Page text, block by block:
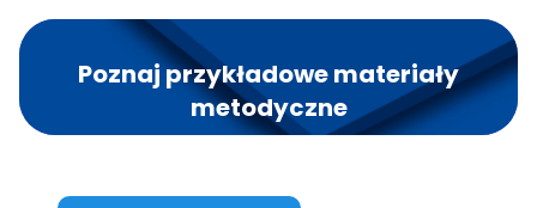
Poznaj przykładowe materiały
metodyczne